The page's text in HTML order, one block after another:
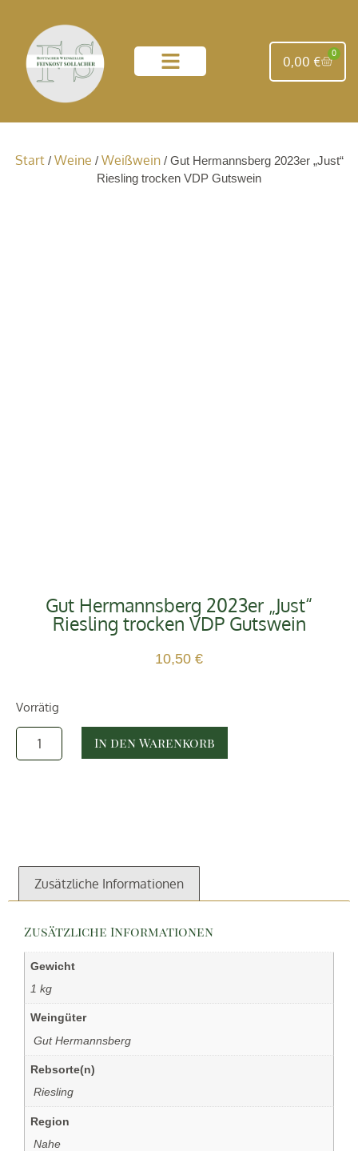
0,00 €
0
Start/ Weine / Weißwein/ Gut Hermannsberg 2023er „Just“
Riesling trocken VDP Gutswein
Gut Hermannsberg 2023er „Just“
Riesling trocken VDP Gutswein
10,50 €
Vorrätig
In den Warenkorb
Zusätzliche Informationen
Zusätzliche Informationen
Gewicht
1 kg
Weingüter
‏‏‎ ‎Gut Hermannsberg
Rebsorte(n)
‏‏‎ ‎Riesling
Region
‏‏‎ ‎Nahe